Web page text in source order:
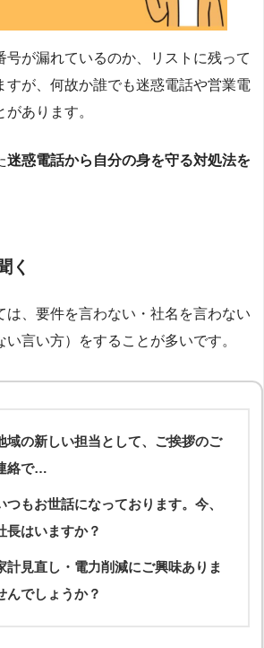
号が漏れているのか、リストに残って
すが、何故か誰でも迷惑電話や営業電
あります。
迷惑電話から自分の身を守る対処法を
く
は、要件を言わない・社名を言わない
い言い方）をすることが多いです。
域の新しい担当として、ご挨拶のご
絡で…
つもお世話になっております。今、
長はいますか？
計見直し・電力削減にご興味ありま
んでしょうか？